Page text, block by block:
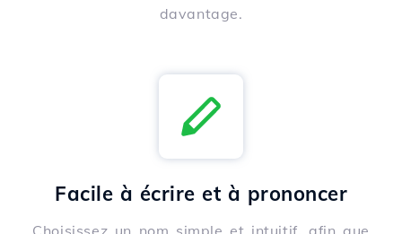
davantage.
Facile à écrire et à prononcer